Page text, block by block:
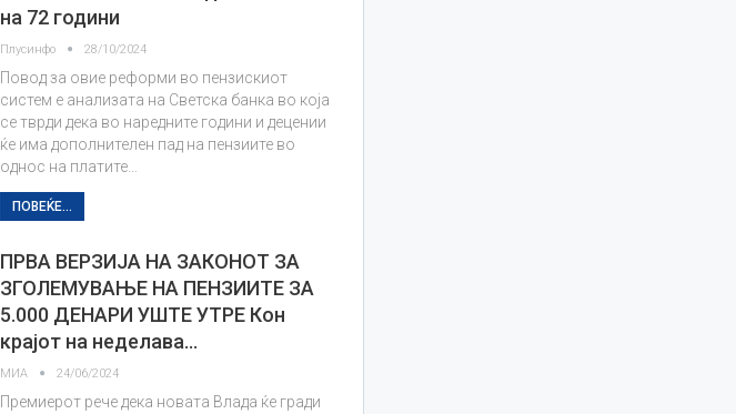
на 72 години
Плусинфо 28/10/2024
Повод за овие реформи во пензискиот
систем е анализата на Светска банка во која
се тврди дека во наредните години и децении
ќе има дополнителен пад на пензиите во
однос на платите…
ПОВЕЌЕ...
ПРВА ВЕРЗИЈА НА ЗАКОНОТ ЗА
ЗГОЛЕМУВАЊЕ НА ПЕНЗИИТЕ ЗА
5.000 ДЕНАРИ УШТЕ УТРЕ Кон
крајот на неделава…
МИА 24/06/2024
Премиерот рече дека новата Влада ќе гради